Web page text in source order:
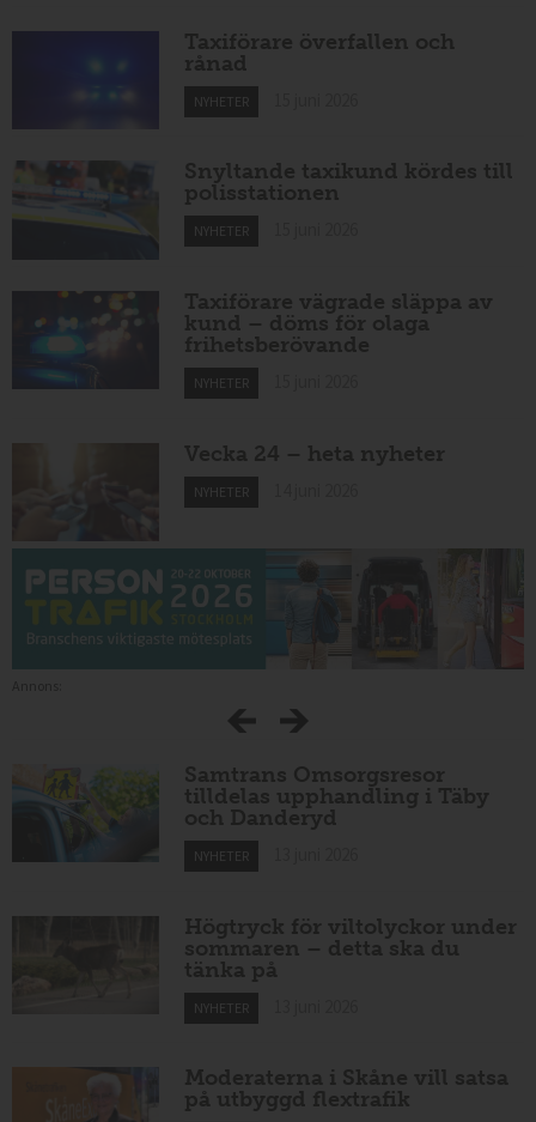
Taxiförare överfallen och
rånad
NYHETER
Snyltande taxikund kördes till
polisstationen
NYHETER
Taxiförare vägrade släppa av
kund – döms för olaga
frihetsberövande
NYHETER
Vecka 24 – heta nyheter
NYHETER
Samtrans Omsorgsresor
tilldelas upphandling i Täby
och Danderyd
NYHETER
Högtryck för viltolyckor under
sommaren – detta ska du
tänka på
NYHETER
Moderaterna i Skåne vill satsa
på utbyggd flextrafik